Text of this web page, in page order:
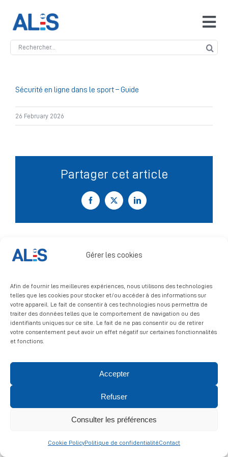
Gérer les cookies
Afin de fournir les meilleures expériences, nous utilisons des technologies
telles que les cookies pour stocker et/ou accéder à des informations sur
votre appareil. Le fait de consentir à ces technologies nous permettra de
traiter des données telles que le comportement de navigation ou des
identifiants uniques sur ce site. Le fait de ne pas consentir ou de retirer
votre consentement peut avoir un effet négatif sur certaines fonctionnalités
et fonctions.
Accepter
Refuser
Consulter les préférences
Cookie PolicyPolitique de confidentialitéContact
content
Search
Accueil
ALIS
Antidopage
Signalement
Sécurité en ligne dans le sport – Guide
26 February 2026
Partager cet article
Facebook
X LinkedIn
© 2026 ALIS | All rights reserved
légales